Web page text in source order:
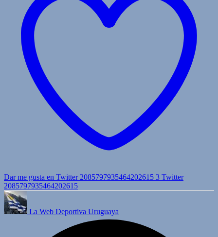
Dar me gusta en Twitter 2085797935464202615 3 Twitter
2085797935464202615
La Web Deportiva Uruguaya